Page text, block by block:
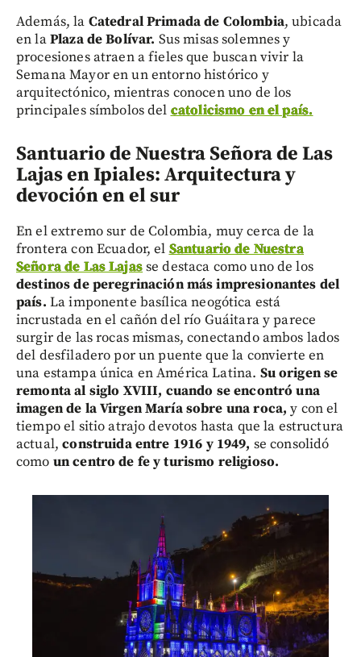
Además, la Catedral Primada de Colombia, ubicada
en laPlaza de Bolívar. Sus misas solemnes y
procesiones atraen a fieles que buscan vivir la
Semana Mayor en un entorno histórico y
arquitectónico, mientras conocen uno de los
principales símbolos del catolicismo en el país.
Santuario de Nuestra Señora de Las
Lajas en Ipiales: Arquitectura y
devoción en el sur
En el extremo sur de Colombia, muy cerca de la
frontera con Ecuador, el Santuario de Nuestra
Señora de Las Lajasse destaca como uno de los
destinos de peregrinación más impresionantes del
país. La imponente basílica neogótica está
incrustada en el cañón del río Guáitara y parece
surgir de las rocas mismas, conectando ambos lados
del desfiladero por un puente que la convierte en
una estampa única en América Latina. Su origen se
remonta al siglo XVIII, cuando se encontró una
imagen de la Virgen María sobre una roca, y con el
tiempo el sitio atrajo devotos hasta que la estructura
actual,construida entre 1916 y 1949, se consolidó
como un centro de fe y turismo religioso.